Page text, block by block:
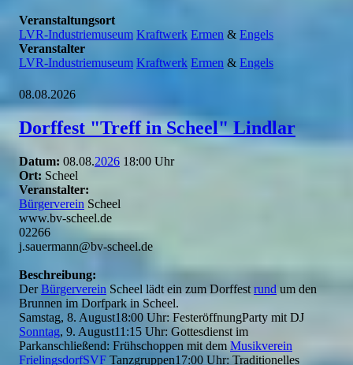
Veranstaltungsort
LVR-Industriemuseum Kraftwerk Ermen & Engels
Veranstalter
LVR-Industriemuseum Kraftwerk Ermen & Engels
08.08.2026
Dorffest "Treff in Scheel" Lindlar
Datum: 08.08.2026 18:00 Uhr
Ort: Scheel
Veranstalter:
Bürgerverein Scheel
www.bv-scheel.de
02266
j.sauermann@bv-scheel.de
Beschreibung:
DerBürgerverein Scheel lädt ein zum Dorffest rund um den
Brunnen im Dorfpark in Scheel.
Samstag, 8. August18:00 Uhr: FesteröffnungParty mit DJ
Sonntag, 9. August11:15 Uhr: Gottesdienst im
Parkanschließend: Frühschoppen mit dem Musikverein
FrielingsdorfSVF Tanzgruppen17:00 Uhr: Traditionelles